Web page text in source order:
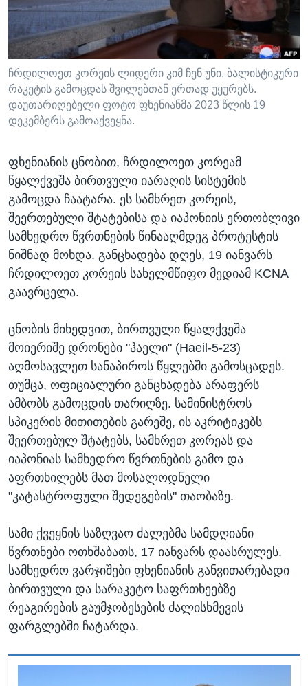
ᲛᲔᲪᲜᲘᲔᲠᲔᲑᲐ
ᲘᲜᲢᲔᲠᲕᲘᲣ
ᲒᲐᲚᲘᲚᲔᲝ
ᲓᲔᲖᲘᲜᲤᲝᲠᲛᲐᲪᲘᲐ
ᲗᲕᲐᲚᲘ ᲒᲕᲐᲓᲔᲕᲜᲔᲗ
ენები
ჩრდილოეთ კორეის ლიდერი კიმ ჩენ უნი, ბალისტიკური
რაკეტის გამოცდას შვილებთან ერთად უყურებს.
დაუთარიღებელი ფოტო ფხენიანმა 2023 წლის 19
დეკემბერს გამოაქვეყნა.
ფხენიანის ცნობით, ჩრდილოეთ კორეამ
წყალქვეშა ბირთვული იარაღის სისტემის
გამოცდა ჩაატარა. ეს სამხრეთ კორეის,
შეერთებული შტატებისა და იაპონიის ერთობლივი
სამხედრო წვრთნების წინააღმდეგ პროტესტის
ნიშნად მოხდა. განცხადება დღეს, 19 იანვარს
ჩრდილოეთ კორეის სახელმწიფო მედიამ KCNA
გაავრცელა.
ცნობის მიხედვით, ბირთვული წყალქვეშა
მოიერიშე დრონები "ჰაელი" (Haeil-5-23)
აღმოსავლეთ სანაპიროს წყლებში გამოსცადეს.
თუმცა, ოფიციალური განცხადება არაფერს
ამბობს გამოცდის თარიღზე. სამინისტროს
სპიკერის მითითების გარეშე, ის აკრიტიკებს
შეერთებულ შტატებს, სამხრეთ კორეას და
იაპონიას სამხედრო წვრთნების გამო და
აფრთხილებს მათ მოსალოდნელი
"კატასტროფული შედეგების" თაობაზე.
სამი ქვეყნის საზღვაო ძალებმა სამდღიანი
წვრთნები ოთხშაბათს, 17 იანვარს დაასრულეს.
სამხედრო ვარჯიშები ფხენიანის განვითარებადი
ბირთვული და სარაკეტო საფრთხეებზე
რეაგირების გაუმჯობესების ძალისხმევის
ფარგლებში ჩატარდა.